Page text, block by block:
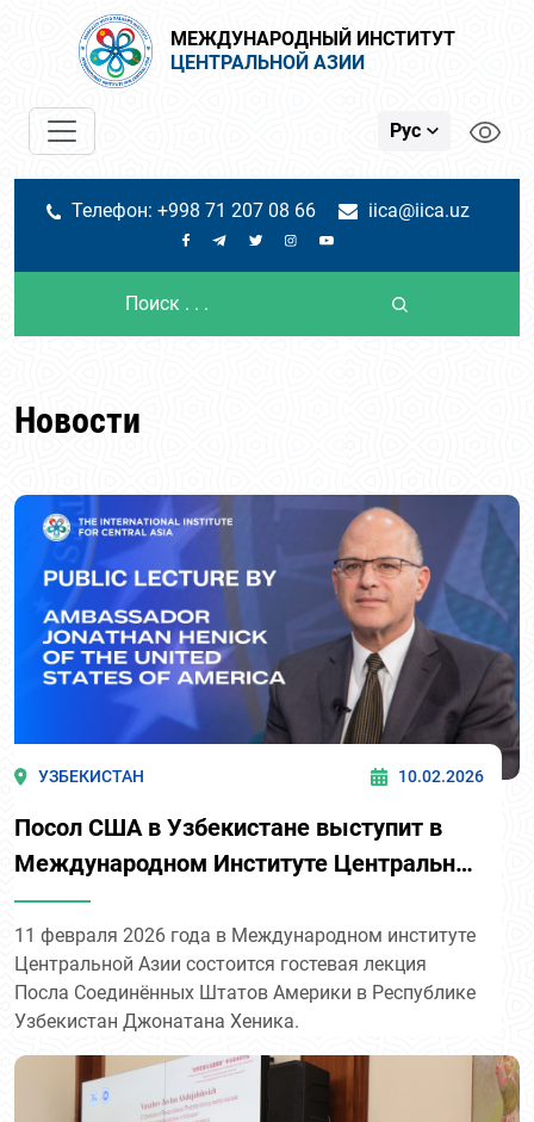
МЕЖДУНАРОДНЫЙ ИНСТИТУТ
ЦЕНТРАЛЬНОЙ АЗИИ
Рус
Телефон: +998 71 207 08 66 iica@iica.uz
Новости
УЗБЕКИСТАН 10.02.2026
Посол США в Узбекистане выступит в
Международном Институте Центральной
Азии
11 февраля 2026 года в Международном институте
Центральной Азии состоится гостевая лекция
Посла Соединённых Штатов Америки в Республике
Узбекистан Джонатана Хеника.